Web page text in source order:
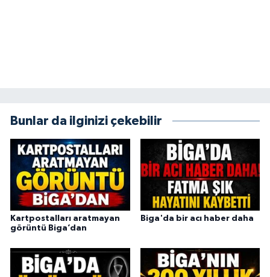
Bunlar da ilginizi çekebilir
Kartpostalları aratmayan
görüntü Biga’dan
Biga'da bir acı haber daha